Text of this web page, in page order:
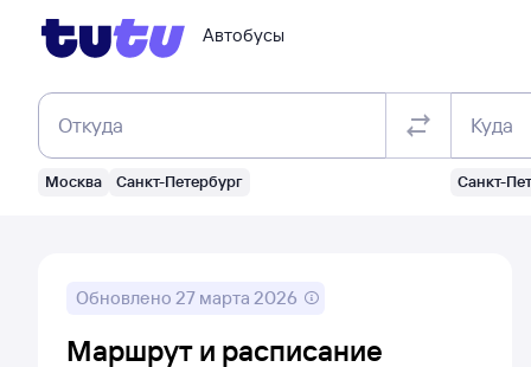
Автобусы
Откуда
Москва Санкт-Петербург
Куда
Санкт-
Обновлено 27 марта 2026
Маршрут и расписание